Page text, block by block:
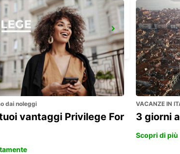
AEROPORTO
- SOUTH AFRICA
dai noleggi
vantaggi Privilege For
VACANZE IN
3 giorni
Scopri di più